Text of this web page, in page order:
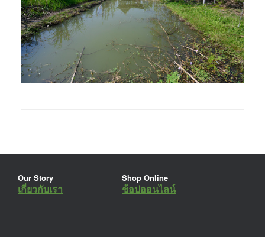
Our Story
เกี่ยวกับเรา
Shop Online
ช้อปออนไลน์